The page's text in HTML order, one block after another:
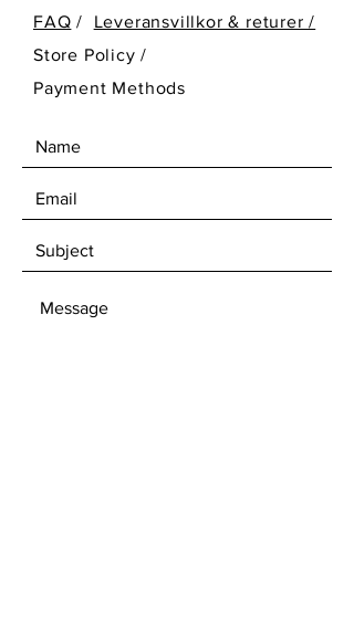
FAQ / Leveransvillkor & returer /
Store Policy/
Payment Methods